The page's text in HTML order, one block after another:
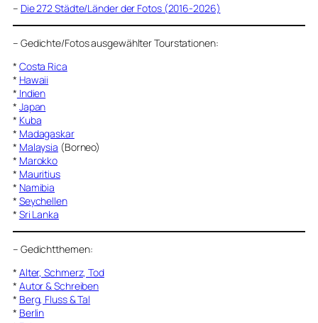
– Die 272 Städte/Länder der Fotos (2016-2026)
– Gedichte/Fotos ausgewählter Tourstationen:
* Costa Rica
* Hawaii
* Indien
* Japan
* Kuba
* Madagaskar
* Malaysia (Borneo)
* Marokko
* Mauritius
* Namibia
* Seychellen
* Sri Lanka
– Gedichtthemen:
* Alter, Schmerz, Tod
* Autor & Schreiben
* Berg, Fluss & Tal
* Berlin